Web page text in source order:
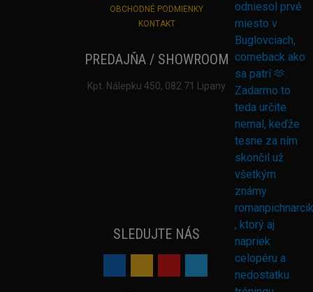
OBCHODNÉ PODMIENKY
KONTAKT
PREDAJŇA / SHOWROOM
Kpt. Nálepku 450, 082 71 Lipany
SLEDUJTE NÁS